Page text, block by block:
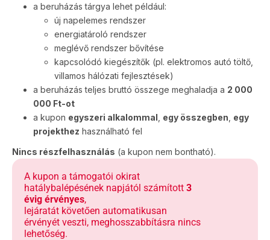
a beruházás tárgya lehet például:
új napelemes rendszer
energiatároló rendszer
meglévő rendszer bővítése
kapcsolódó kiegészítők (pl. elektromos autó töltő,
villamos hálózati fejlesztések)
a beruházás teljes bruttó összege meghaladja a 2 000
000 Ft-ot
a kupon egyszeri alkalommal egy összegben egy
projekthez használható fel
Nincs részfelhasználás (a kupon nem bontható).
A kupon a támogatói okirat
hatálybalépésének napjától számított 3
évig érvényes,
lejáratát követően automatikusan
érvényét veszti, meghosszabbításra nincs
lehetőség.